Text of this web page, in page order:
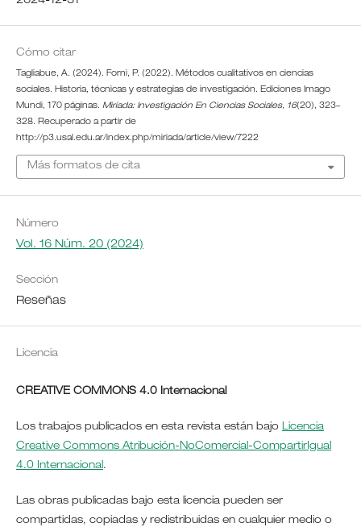
Cómo citar
Tagliabue, A. (2024). Forni, P. (2022). Métodos cualitativos en ciencias
sociales. Historia, técnicas y estrategias de investigación. Ediciones Imago
Mundi, 170 páginas. Miríada: Investigación En Ciencias Sociales, 16(20), 323–
328. Recuperado a partir de
http://p3.usal.edu.ar/index.php/miriada/article/view/7222
Más formatos de cita
Número
Vol. 16 Núm. 20 (2024)
Sección
Reseñas
Licencia
CREATIVE COMMONS 4.0 Internacional
Los trabajos publicados en esta revista están bajo Licencia
Creative Commons Atribución-NoComercial-CompartirIgual
4.0 Internacional .
Las obras publicadas bajo esta licencia pueden ser
compartidas, copiadas y redistribuidas en cualquier medio o